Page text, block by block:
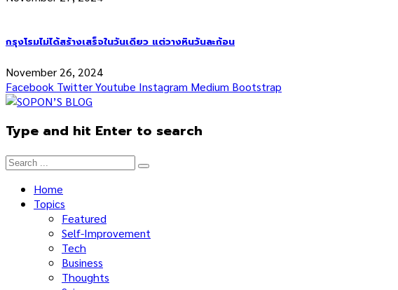
กรุงโรมไม่ได้สร้างเสร็จในวันเดียว แต่วางหินวันละก้อน
November 26, 2024
Facebook TwitterYoutube Instagram Medium Bootstrap
Type and hit Enter to search
Home
Topics
Featured
Self-Improvement
Tech
Business
Thoughts